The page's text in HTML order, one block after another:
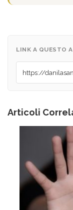
LINK A QUESTO
Articoli